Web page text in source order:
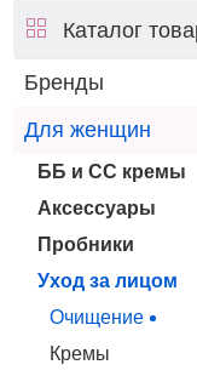
Каталог
Бренды
Для женщин
ББ и СС кремы
Аксессуары
Пробники
Уход за лицом
Очищение
Кремы